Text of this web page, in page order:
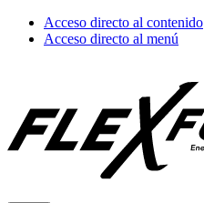
Acceso directo al contenido
Acceso directo al menú